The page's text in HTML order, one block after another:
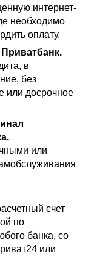
интернет-
необходимо
оплату.
в
без
или досрочное
или
счет
по
банка, со
или